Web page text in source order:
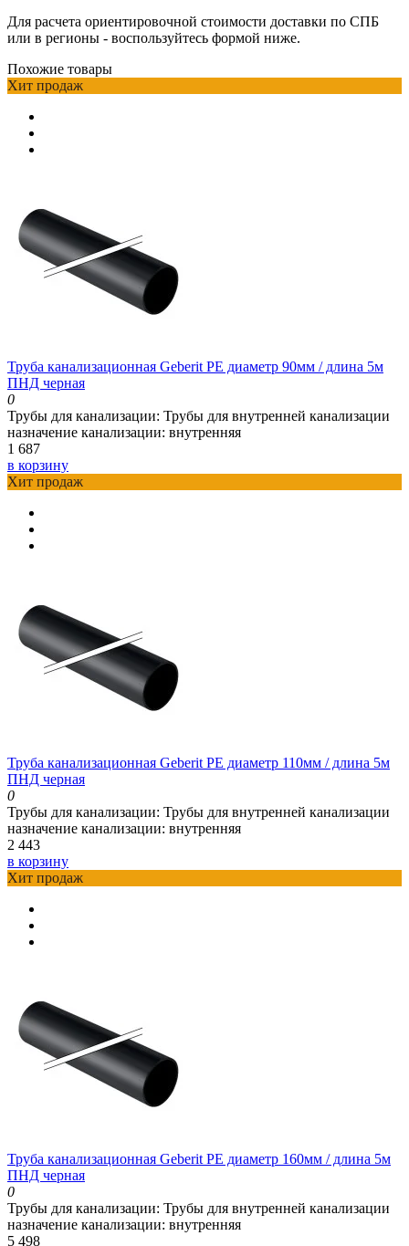
Для расчета ориентировочной стоимости доставки по СПБ
или в регионы - воспользуйтесь формой ниже.
Похожие товары
Хит продаж
Труба канализационная Geberit PE диаметр 90мм / длина 5м
ПНД черная
0
Трубы для канализации: Трубы для внутренней канализации
назначение канализации: внутренняя
1 687
в корзину
Хит продаж
Труба канализационная Geberit PE диаметр 110мм / длина 5м
ПНД черная
0
Трубы для канализации: Трубы для внутренней канализации
назначение канализации: внутренняя
2 443
в корзину
Хит продаж
Труба канализационная Geberit PE диаметр 160мм / длина 5м
ПНД черная
0
Трубы для канализации: Трубы для внутренней канализации
назначение канализации: внутренняя
5 498